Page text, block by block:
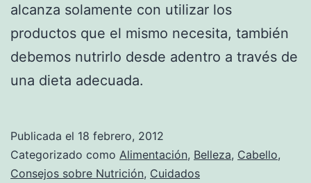
alcanza solamente con utilizar los
productos que el mismo necesita, también
debemos nutrirlo desde adentro a través de
una dieta adecuada.
Publicada el 18 febrero, 2012
Categorizado como Alimentación, Belleza, Cabello,
Consejos sobre Nutrición, Cuidados